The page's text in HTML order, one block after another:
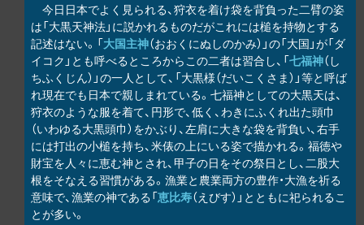
今日日本でよく見られる、狩衣を着け袋を背負った二臂の姿
は「大黒天神法」に説かれるものだがこれには槌を持物とする
記述はない。「大国主神（おおくにぬしのかみ）」の「大国」が「ダ
イコク」とも呼べるところからこの二者は習合し、「七福神（し
ちふくじん）」の一人として、「大黒様（だいこくさま）」等と呼ば
れ現在でも日本で親しまれている。七福神としての大黒天は、
狩衣のような服を着て、円形で、低く、わきにふくれ出た頭巾
（いわゆる大黒頭巾）をかぶり、左肩に大きな袋を背負い、右手
には打出の小槌を持ち、米俵の上にいる姿で描かれる。福徳や
財宝を人々に恵む神とされ、甲子の日をその祭日とし、二股大
根をそなえる習慣がある。漁業と農業両方の豊作・大漁を祈る
意味で、漁業の神である「恵比寿（えびす）」とともに祀られるこ
とが多い。